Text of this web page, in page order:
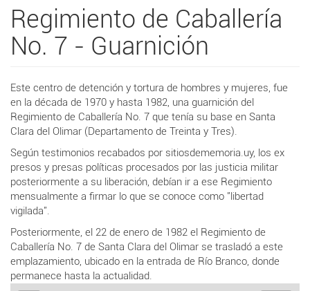
Regimiento de Caballería
No. 7 - Guarnición
Este centro de detención y tortura de hombres y mujeres, fue
en la década de 1970 y hasta 1982, una guarnición del
Regimiento de Caballería No. 7 que tenía su base en Santa
Clara del Olimar (Departamento de Treinta y Tres).
Según testimonios recabados por sitiosdememoria.uy, los ex
presos y presas políticas procesados por las justicia militar
posteriormente a su liberación, debían ir a ese Regimiento
mensualmente a firmar lo que se conoce como "libertad
vigilada".
Posteriormente, el 22 de enero de 1982 el Regimiento de
Caballería No. 7 de Santa Clara del Olimar se trasladó a este
emplazamiento, ubicado en la entrada de Río Branco, donde
permanece hasta la actualidad.